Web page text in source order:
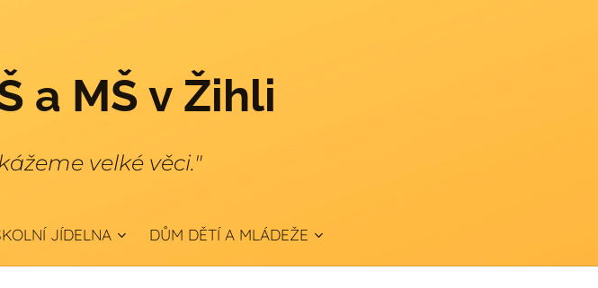
a MŠ v Žihli
velké věci."
JÍDELNA DŮM DĚTÍ A MLÁDEŽE